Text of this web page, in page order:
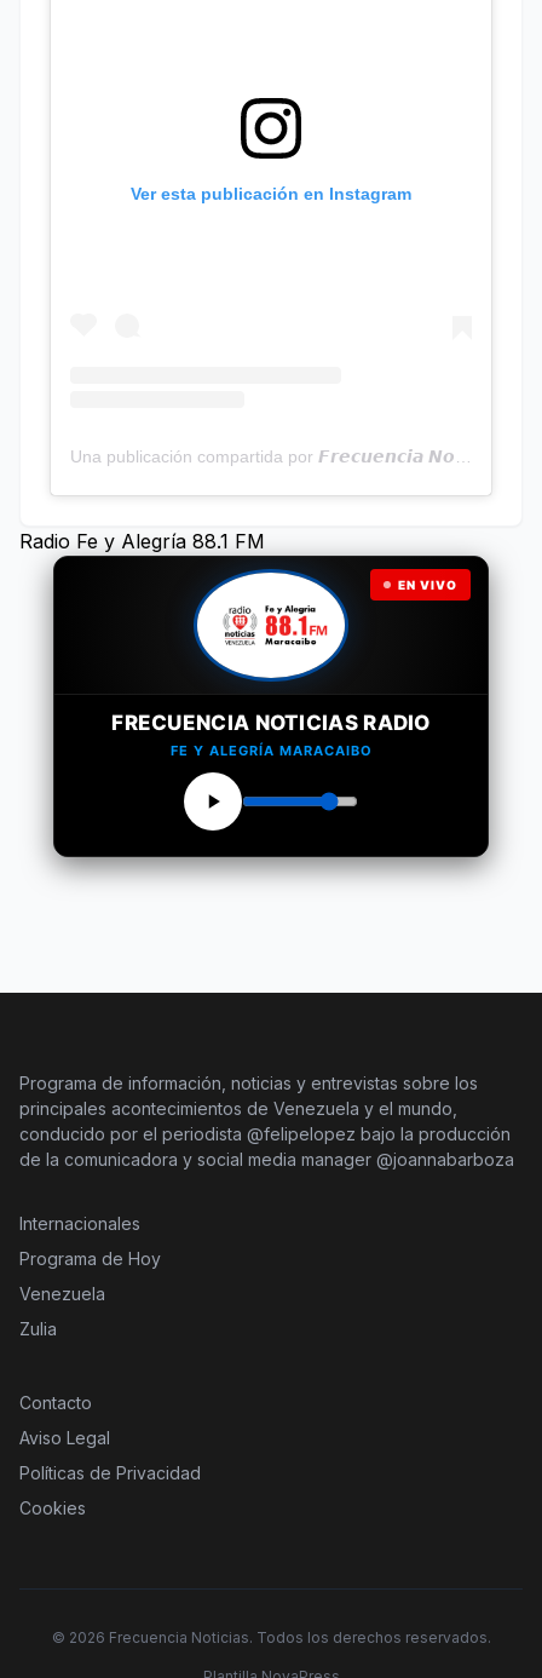
Ver esta publicación en Instagram
Una publicación compartida por 𝙁𝙧𝙚𝙘𝙪𝙚𝙣𝙘𝙞𝙖 𝙉𝙤𝙩𝙞𝙘𝙞𝙖𝙨 | Programa Radial (@frecuencianoticias)
Radio Fe y Alegría 88.1 FM
EN VIVO
FRECUENCIA NOTICIAS RADIO
FE Y ALEGRÍA MARACAIBO
Programa de información, noticias y entrevistas sobre los
principales acontecimientos de Venezuela y el mundo,
conducido por el periodista @felipelopez bajo la producción
de la comunicadora y social media manager @joannabarboza
Internacionales
Programa de Hoy
Venezuela
Zulia
Contacto
Aviso Legal
Políticas de Privacidad
Cookies
© 2026 Frecuencia Noticias. Todos los derechos reservados.